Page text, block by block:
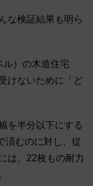
な検証結果も明ら
ル）の木造住宅
けないために「ど
を半分以下にする
済むのに対し、従
は、22枚もの耐力